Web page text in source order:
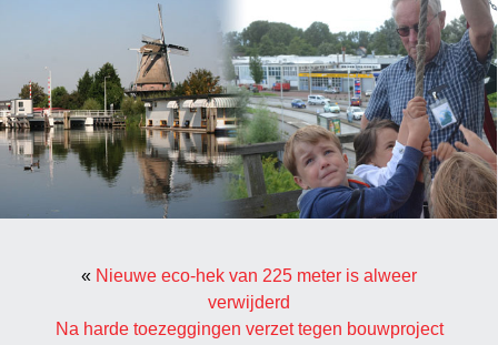
« Nieuwe eco-hek van 225 meter is alweer
verwijderd
Na harde toezeggingen verzet tegen bouwproject